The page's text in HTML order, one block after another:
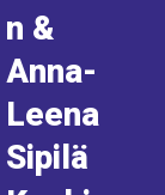
n &
Anna-
Leena
Sipilä